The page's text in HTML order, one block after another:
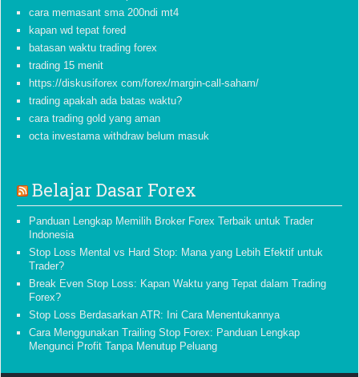
cara memasant sma 200ndi mt4
kapan wd tepat fored
batasan waktu trading forex
trading 15 menit
https://diskusiforex com/forex/margin-call-saham/
trading apakah ada batas waktu?
cara trading gold yang aman
octa investama withdraw belum masuk
Belajar Dasar Forex
Panduan Lengkap Memilih Broker Forex Terbaik untuk Trader
Indonesia
Stop Loss Mental vs Hard Stop: Mana yang Lebih Efektif untuk
Trader?
Break Even Stop Loss: Kapan Waktu yang Tepat dalam Trading
Forex?
Stop Loss Berdasarkan ATR: Ini Cara Menentukannya
Cara Menggunakan Trailing Stop Forex: Panduan Lengkap
Mengunci Profit Tanpa Menutup Peluang